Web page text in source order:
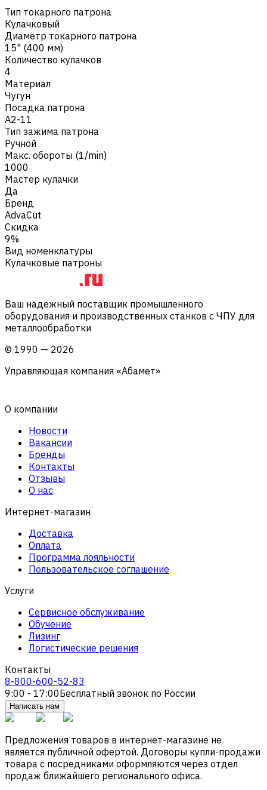
Тип токарного патрона
Кулачковый
Диаметр токарного патрона
15" (400 мм)
Количество кулачков
4
Материал
Чугун
Посадка патрона
A2-11
Тип зажима патрона
Ручной
Макс. обороты (1/min)
1000
Мастер кулачки
Да
Бренд
AdvaCut
Скидка
9%
Вид номенклатуры
Кулачковые патроны
Ваш надежный поставщик промышленного
оборудования и производственных станков с ЧПУ для
металлообработки
© 1990 — 2026
Управляющая компания «Абамет»
О компании
Новости
Вакансии
Бренды
Контакты
Отзывы
О нас
Интернет-магазин
Доставка
Оплата
Программа лояльности
Пользовательское соглашение
Услуги
Сервисное обслуживание
Обучение
Лизинг
Логистические решения
Контакты
8-800-600-52-83
9:00 - 17:00Бесплатный звонок по России
Написать нам
Предложения товаров в интернет-магазине не
является публичной офертой. Договоры купли-продажи
товара с посредниками оформляются через отдел
продаж ближайшего регионального офиса.